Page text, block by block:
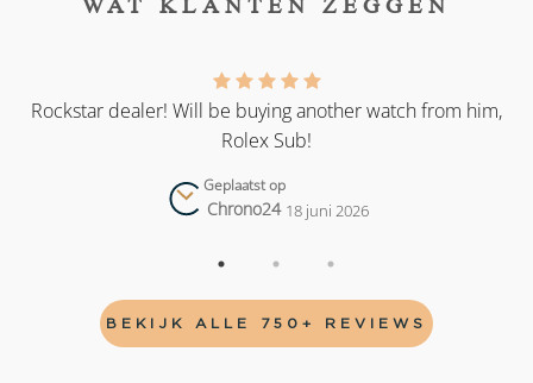
Rockstar dealer! Will be buying another watch from him,
Rolex Sub!
Geplaatst op
Chrono24 18 juni 2026
BEKIJK ALLE 750+ REVIEWS